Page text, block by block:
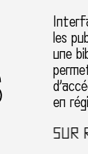
les
une
en
SUR